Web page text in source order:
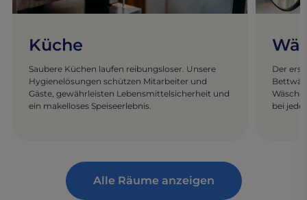
Küche
Saubere Küchen laufen reibungsloser. Unsere
Hygienelösungen schützen Mitarbeiter und
Gäste, gewährleisten Lebensmittelsicherheit und
ein makelloses Speiseerlebnis.
Der
bei
Alle Räume anzeigen